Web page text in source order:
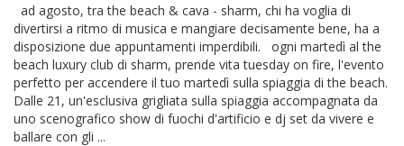
ad agosto, tra the beach & cava - sharm, chi ha voglia di
divertirsi a ritmo di musica e mangiare decisamente bene, ha a
disposizione due appuntamenti imperdibili. ogni martedì al the
beach luxury club di sharm, prende vita tuesday on fire, l'evento
perfetto per accendere il tuo martedì sulla spiaggia di the beach.
Dalle 21, un'esclusiva grigliata sulla spiaggia accompagnata da
uno scenografico show di fuochi d'artificio e dj set da vivere e
ballare con gli ...